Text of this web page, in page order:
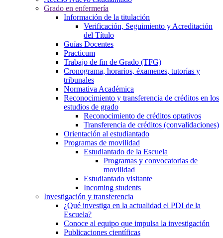
Grado en enfermería
Información de la titulación
Verificación, Seguimiento y Acreditación
del Título
Guías Docentes
Practicum
Trabajo de fin de Grado (TFG)
Cronograma, horarios, éxamenes, tutorías y
tribunales
Normativa Académica
Reconocimiento y transferencia de créditos en los
estudios de grado
Reconocimiento de créditos optativos
Transferencia de créditos (convalidaciones)
Orientación al estudiantado
Programas de movilidad
Estudiantado de la Escuela
Programas y convocatorias de
movilidad
Estudiantado visitante
Incoming students
Investigación y transferencia
¿Qué investiga en la actualidad el PDI de la
Escuela?
Conoce al equipo que impulsa la investigación
Publicaciones científicas